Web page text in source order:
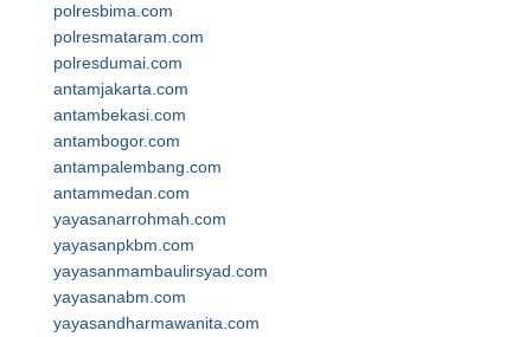
polresbima.com
polresmataram.com
polresdumai.com
antamjakarta.com
antambekasi.com
antambogor.com
antampalembang.com
antammedan.com
yayasanarrohmah.com
yayasanpkbm.com
yayasanmambaulirsyad.com
yayasanabm.com
yayasandharmawanita.com